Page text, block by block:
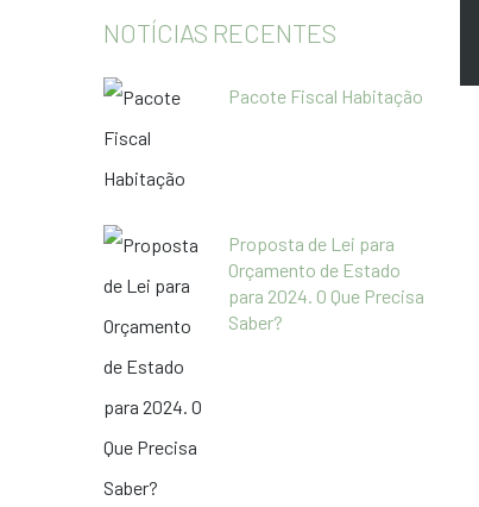
NOTÍCIAS RECENTES
Pacote Fiscal Habitação
Proposta de Lei para
Orçamento de Estado
para 2024. O Que Precisa
Saber?